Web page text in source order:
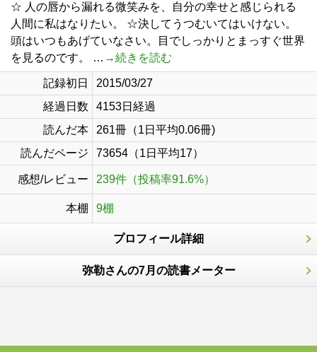
☆ 人の唇から漏れる微笑みを、自分の幸せと感じられる
人間に私はなりたい。 ☆決してうつむいてはいけない。
頭はいつもあげていなさい。目でしっかりとまっすぐ世界
を見るのです。 … →続きを読む
記録初日
2015/03/27
経過日数
4153日経過
読んだ本
261冊（1日平均0.06冊)
読んだページ
73654（1日平均17）
感想/レビュー 239件（投稿率91.6%）
本棚 9棚
プロフィール詳細
弥勒さんの7月の読書メーター